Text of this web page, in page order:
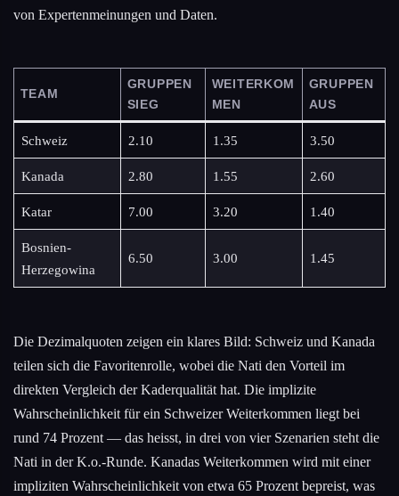
von Expertenmeinungen und Daten.
TEAM
GRUPPEN
SIEG
WEITERKOM
MEN
GRUPPEN
AUS
Schweiz 2.10 1.35 3.50
Kanada 2.80 1.55 2.60
Katar 7.00 3.20 1.40
Bosnien-
Herzegowina
6.50 3.00 1.45
Die Dezimalquoten zeigen ein klares Bild: Schweiz und Kanada
teilen sich die Favoritenrolle, wobei die Nati den Vorteil im
direkten Vergleich der Kaderqualität hat. Die implizite
Wahrscheinlichkeit für ein Schweizer Weiterkommen liegt bei
rund 74 Prozent — das heisst, in drei von vier Szenarien steht die
Nati in der K.o.-Runde. Kanadas Weiterkommen wird mit einer
impliziten Wahrscheinlichkeit von etwa 65 Prozent bepreist, was